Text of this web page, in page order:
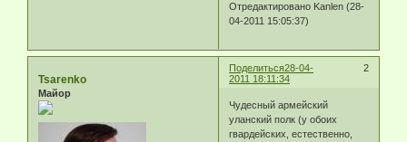
Отредактировано Kanlen (28-
04-2011 15:05:37)
Поделиться 2
28-04-
2011 18:11:34
Tsarenko
Майор
Чудесный армейский
уланский полк (у обоих
гвардейских, естественно,